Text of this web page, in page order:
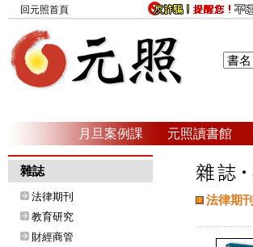
回元照首頁
月旦案例課 元照讀書館
雜誌
法律期刊
教育研究
財經商管
法律期刊